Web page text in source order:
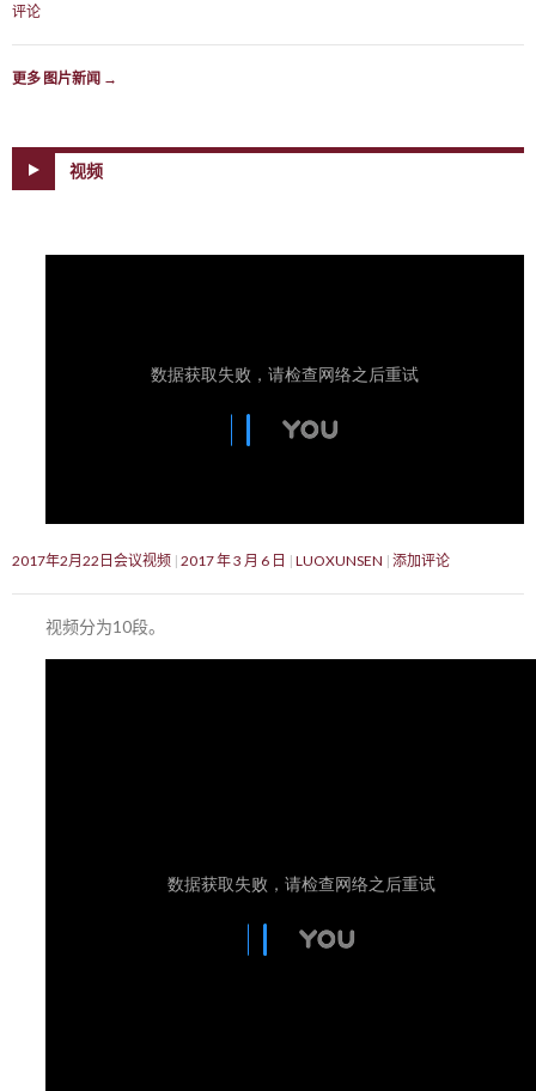
评论
更多 图片新闻 →
视频
2017年2月22日会议视频 2017 年 3 月 6 日 LUOXUNSEN 添加评论
视频分为10段。